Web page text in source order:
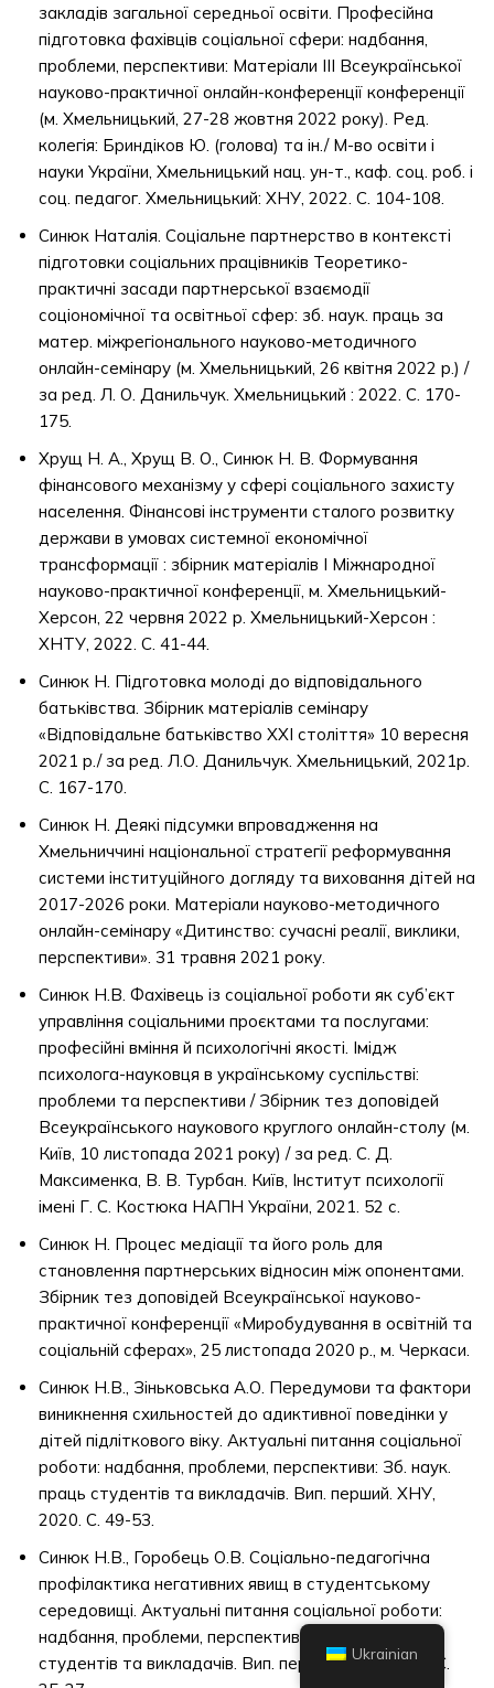
закладів загальної середньої освіти. Професійна
підготовка фахівців соціальної сфери: надбання,
проблеми, перспективи: Матеріали ІІІ Всеукраїнської
науково-практичної онлайн-конференції конференції
(м. Хмельницький, 27-28 жовтня 2022 року). Ред.
колегія: Бриндіков Ю. (голова) та ін./ М-во освіти і
науки України, Хмельницький нац. ун-т., каф. соц. роб. і
соц. педагог. Хмельницький: ХНУ, 2022. С. 104-108.
Синюк Наталія. Соціальне партнерство в контексті
підготовки соціальних працівників Теоретико-
практичні засади партнерської взаємодії
соціономічної та освітньої сфер: зб. наук. праць за
матер. міжрегіонального науково-методичного
онлайн-семінару (м. Хмельницький, 26 квітня 2022 р.) /
за ред. Л. О. Данильчук. Хмельницький : 2022. C. 170-
175.
Хрущ Н. А., Хрущ В. О., Синюк Н. В. Формування
фінансового механізму у сфері соціального захисту
населення. Фінансові інструменти сталого розвитку
держави в умовах системної економічної
трансформації : збірник матеріалів І Міжнародної
науково-практичної конференції, м. Хмельницький-
Херсон, 22 червня 2022 р. Хмельницький-Херсон :
ХНТУ, 2022. С. 41-44.
Синюк Н. Підготовка молоді до відповідального
батьківства. Збірник матеріалів семінару
«Відповідальне батьківство ХХІ століття» 10 вересня
2021 р./ за ред. Л.О. Данильчук. Хмельницький, 2021р.
С. 167-170.
Синюк Н. Деякі підсумки впровадження на
Хмельниччині національної стратегії реформування
системи інституційного догляду та виховання дітей на
2017-2026 роки. Матеріали науково-методичного
онлайн-семінару «Дитинство: сучасні реалії, виклики,
перспективи». 31 травня 2021 року.
Синюк Н.В. Фахівець із соціальної роботи як суб’єкт
управління соціальними проєктами та послугами:
професійні вміння й психологічні якості. Імідж
психолога-науковця в українському суспільстві:
проблеми та перспективи / Збірник тез доповідей
Всеукраїнського наукового круглого онлайн-столу (м.
Київ, 10 листопада 2021 року) / за ред. С. Д.
Максименка, В. В. Турбан. Київ, Інститут психології
імені Г. С. Костюка НАПН України, 2021. 52 с.
Синюк Н. Процес медіації та його роль для
становлення партнерських відносин між опонентами.
Збірник тез доповідей Всеукраїнської науково-
практичної конференції «Миробудування в освітній та
соціальній сферах», 25 листопада 2020 р., м. Черкаси.
Синюк Н.В., Зіньковська А.О. Передумови та фактори
виникнення схильностей до адиктивної поведінки у
дітей підліткового віку. Актуальні питання соціальної
роботи: надбання, проблеми, перспективи: Зб. наук.
праць студентів та викладачів. Вип. перший. ХНУ,
2020. С. 49-53.
Синюк Н.В., Горобець О.В. Соціально-педагогічна
профілактика негативних явищ в студентському
середовищі. Актуальні питання соціальної роботи:
надбання, проблеми, перспективи: Зб. наук. праць
студентів та викладачів. Вип. перший. ХНУ, 2020. С.
Ukrainian